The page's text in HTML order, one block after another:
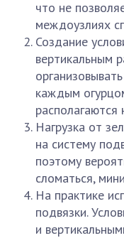
что не
междоузлиях
Создание
вертикальным
каждым
Нагрузка от
на систему
поэтому
сломаться,
На практике
подвязки.
и